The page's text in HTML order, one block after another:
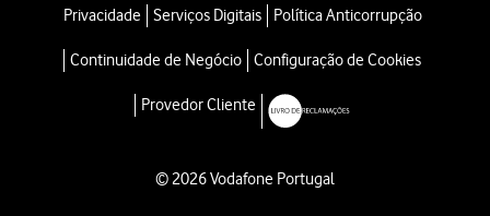
Privacidade Serviços Digitais Política Anticorrupção
Continuidade de Negócio Configuração de Cookies
Provedor Cliente
© 2026 Vodafone Portugal